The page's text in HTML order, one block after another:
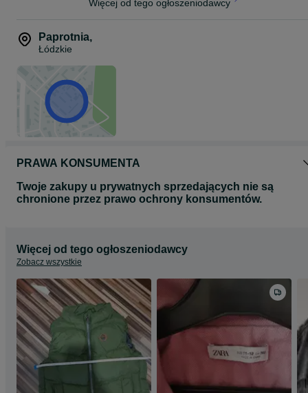
Więcej od tego ogłoszeniodawcy
Paprotnia,
Łódzkie
PRAWA KONSUMENTA
Twoje zakupy u prywatnych sprzedających nie są
chronione przez prawo ochrony konsumentów.
Więcej od tego ogłoszeniodawcy
Zobacz wszystkie